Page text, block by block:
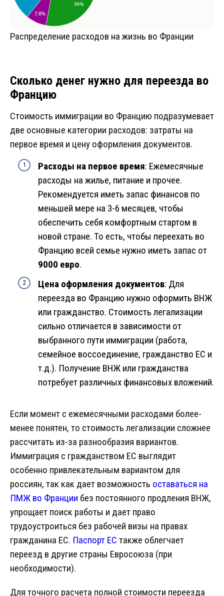
Распределение расходов на жизнь во Франции
Сколько денег нужно для переезда во
Францию
Стоимость иммиграции во Францию подразумевает
две основные категории расходов: затраты на
первое время и цену оформления документов.
Расходы на первое время: Ежемесячные
расходы на жилье, питание и прочее.
Рекомендуется иметь запас финансов по
меньшей мере на 3-6 месяцев, чтобы
обеспечить себя комфортным стартом в
новой стране. То есть, чтобы переехать во
Францию всей семье нужно иметь запас от
9000 евро.
Цена оформления документов: Для
переезда во Францию нужно оформить ВНЖ
или гражданство. Стоимость легализации
сильно отличается в зависимости от
выбранного пути иммиграции (работа,
семейное воссоединение, гражданство ЕС и
т.д.). Получение ВНЖ или гражданства
потребует различных финансовых вложений.
Если момент с ежемесячными расходами более-
менее понятен, то стоимость легализации сложнее
рассчитать из-за разнообразия вариантов.
Иммиграция с гражданством ЕС выглядит
особенно привлекательным вариантом для
россиян, так как дает возможность оставаться на
ПМЖ во Франции без постоянного продления ВНЖ,
упрощает поиск работы и дает право
трудоустроиться без рабочей визы на правах
гражданина ЕС. Паспорт ЕС также облегчает
переезд в другие страны Евросоюза (при
необходимости).
Для точного расчета полной стоимости переезда